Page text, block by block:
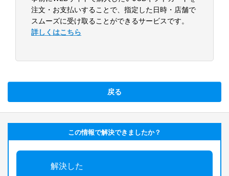
注文・お支払いすることで、指定した日時・店舗で
スムーズに受け取ることができるサービスです。
詳しくはこちら
戻る
この情報で解決できましたか？
解決した